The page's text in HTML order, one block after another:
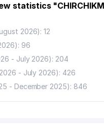
statistics
2026): 12
96
- July 2026): 204
- July 2026): 426
- December 2025): 846